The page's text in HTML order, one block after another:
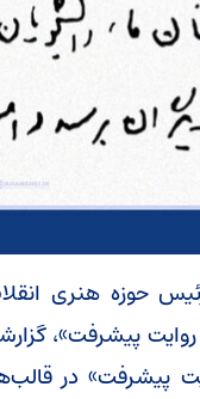
پیشرفت»،
پیشرفت» در